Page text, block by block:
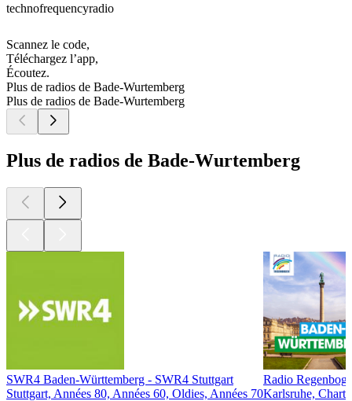
technofrequencyradio
Scannez le code,
Téléchargez l’app,
Écoutez.
Plus de radios de Bade-Wurtemberg
Plus de radios de Bade-Wurtemberg
Plus de radios de Bade-Wurtemberg
SWR4 Baden-Württemberg - SWR4 Stuttgart
Stuttgart, Années 80, Années 60, Oldies, Années 70
Radio
Karlsruhe,